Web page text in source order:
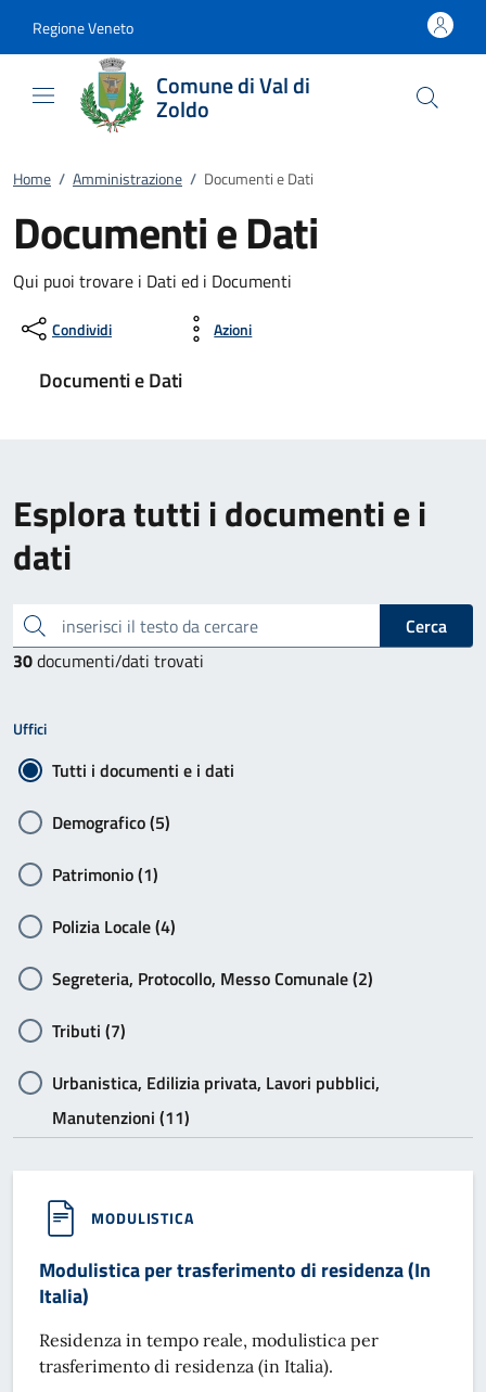
Regione Veneto
Comune di Val di
Zoldo
Home / Amministrazione / Documenti e Dati
Documenti e Dati
Qui puoi trovare i Dati ed i Documenti
Condividi Azioni
Documenti e Dati
Esplora tutti i documenti e i
dati
inserisci il testo da cercare
Cerca
30documenti/dati trovati
Uffici
Tutti i documenti e i dati
Demografico (5)
Patrimonio (1)
Polizia Locale (4)
Segreteria, Protocollo, Messo Comunale (2)
Tributi (7)
Urbanistica, Edilizia privata, Lavori pubblici,
Manutenzioni (11)
MODULISTICA
Modulistica per trasferimento di residenza (In
Italia)
Residenza in tempo reale, modulistica per
trasferimento di residenza (in Italia).